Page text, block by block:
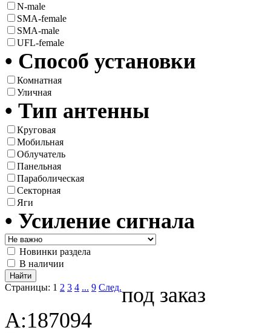
N-male
SMA-female
SMA-male
UFL-female
• Способ установки
Комнатная
Уличная
• Тип антенны
Круговая
Мобильная
Облучатель
Панельная
Параболическая
Секторная
Яги
• Усиление сигнала
Новинки раздела
В наличии
Страницы: 1 2 3 4 ... 9 След.под заказ
A:187094